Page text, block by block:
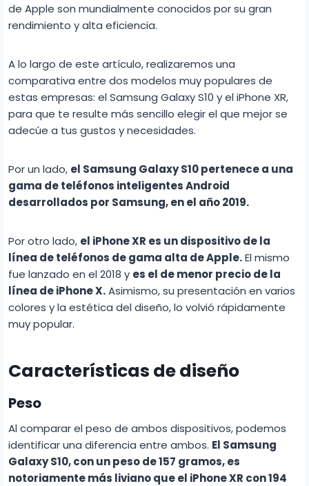
de Apple son mundialmente conocidos por su gran
rendimiento y alta eficiencia.
A lo largo de este artículo, realizaremos una
comparativa entre dos modelos muy populares de
estas empresas: el Samsung Galaxy S10 y el iPhone XR,
para que te resulte más sencillo elegir el que mejor se
adecúe a tus gustos y necesidades.
Por un lado, el Samsung Galaxy S10 pertenece a una
gama de teléfonos inteligentes Android
desarrollados por Samsung, en el año 2019.
Por otro lado, el iPhone XR es un dispositivo de la
línea de teléfonos de gama alta de Apple.El mismo
fue lanzado en el 2018 y es el de menor precio de la
línea de iPhone X.Asimismo, su presentación en varios
colores y la estética del diseño, lo volvió rápidamente
muy popular.
Características de diseño
Peso
Al comparar el peso de ambos dispositivos, podemos
identificar una diferencia entre ambos. El Samsung
Galaxy S10, con un peso de 157 gramos, es
notoriamente más liviano que el iPhone XR con 194